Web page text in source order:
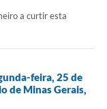
a curtir esta
feira, 25 de
de Minas Gerais,